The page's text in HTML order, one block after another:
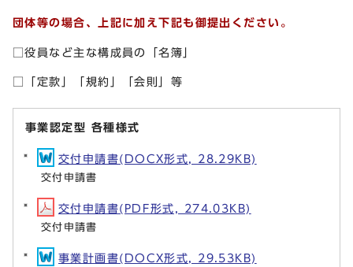
団体等の場合、上記に加え下記も御提出ください。
□役員など主な構成員の「名簿」
□「定款」「規約」「会則」等
事業認定型 各種様式
交付申請書(DOCX形式, 28.29KB)
交付申請書
交付申請書(PDF形式, 274.03KB)
交付申請書
事業計画書(DOCX形式, 29.53KB)